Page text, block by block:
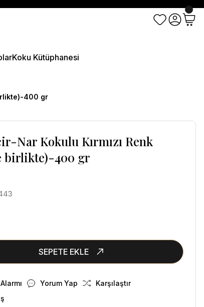
Koku Kütüphanesi
400 gr
Nar Kokulu Kırmızı Renk
birlikte)-400 gr
SEPETE EKLE
Yorum Yap
Karşılaştır